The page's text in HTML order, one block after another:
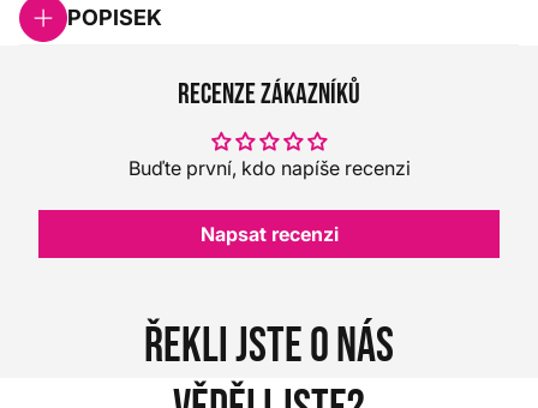
POPISEK
Recenze zákazníků
Buďte první, kdo napíše recenzi
Napsat recenzi
Řekli jste o nás